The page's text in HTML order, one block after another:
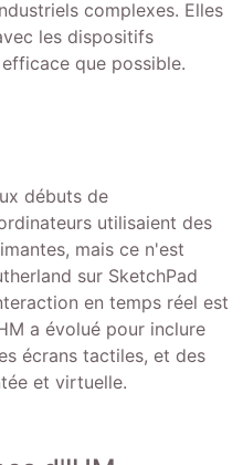
complexes. Elles
les dispositifs
que possible.
débuts de
utilisaient des
mais ce n'est
sur SketchPad
en temps réel est
a évolué pour inclure
écrans tactiles, et des
et virtuelle.